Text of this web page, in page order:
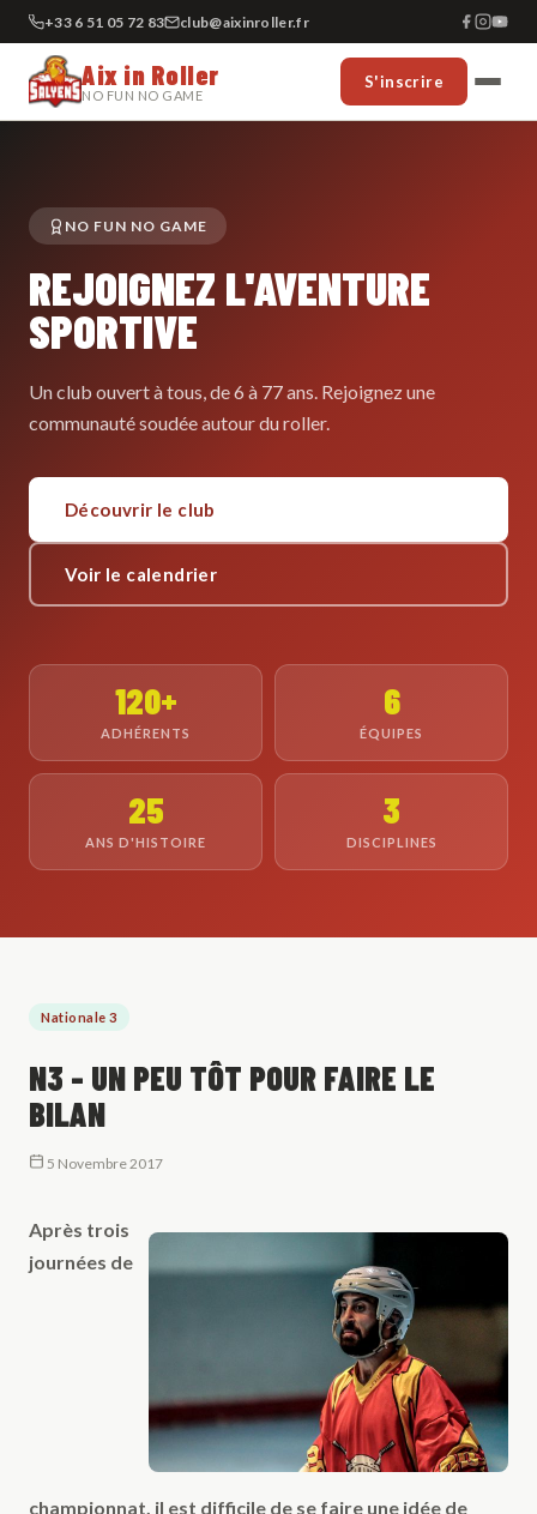
+33 6 51 05 72 83 club@aixinroller.fr
Aix in Roller
NO FUN NO GAME
S'inscrire
NO FUN NO GAME
REJOIGNEZ L'AVENTURE
SPORTIVE
Un club ouvert à tous, de 6 à 77 ans. Rejoignez une
communauté soudée autour du roller.
Découvrir le club
Voir le calendrier
120+
ADHÉRENTS
6
ÉQUIPES
25
ANS D'HISTOIRE
3
DISCIPLINES
Nationale 3
N3 - UN PEU TÔT POUR FAIRE LE
BILAN
5 Novembre 2017
Après trois
journées de
championnat, il est difficile de se faire une idée de